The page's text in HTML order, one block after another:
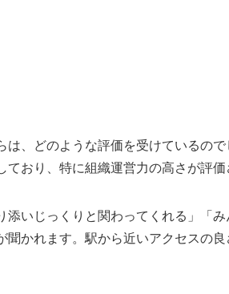
、どのような評価を受けているの
おり、特に組織運営力の高さが評価
いじっくりと関わってくれる」「
かれます。駅から近いアクセスの